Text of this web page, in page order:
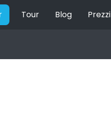
Tour Blog Prezzi